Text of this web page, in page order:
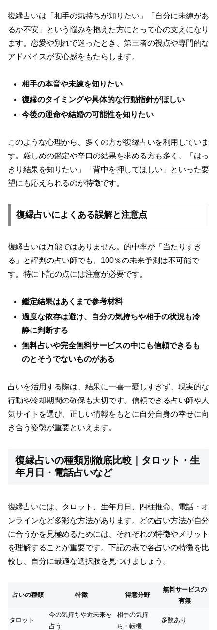
復縁占いは「相手の気持ちが知りたい」「自分に未練があ
るか不安」という悩みを抱えた方にとって心の支えになり
ます。恋愛や別れで迷ったとき、第三者の視点や専門的な
アドバイスが安心感をもたらします。
相手の本音や未練を知りたい
復縁のタイミングや具体的な行動指針がほしい
今後の運命や結婚の可能性を知りたい
このような心理から、多くの方が復縁占いを利用していま
す。厳しめの鑑定や辛口の結果を求める方も多く、「はっ
きり結果を知りたい」「背中を押してほしい」といった要
望にも応えられるのが特徴です。
復縁占いによくある誤解と注意点
復縁占いは万能ではありません。的中率が「当たりすぎ
る」と評判の占い師でも、100％の未来予測は不可能で
す。特に下記の点には注意が必要です。
鑑定結果はあくまで参考材料
過度な依存は避け、自分の気持ちや相手の状況も冷
静に判断する
無料占いや完全無料サービスの中にも信頼できるも
のとそうでないものがある
占いを活用する際は、結果に一喜一憂しすぎず、現実的な
行動や冷却期間の確保も大切です。信頼できる占い師や人
気サイトを選び、正しい情報をもとに自分自身の幸せに向
き合う姿勢が重要といえます。
復縁占いの種類別徹底比較｜タロット・生
年月日・電話占いなど
復縁占いには、タロット、生年月日、四柱推命、電話・オ
ンラインなど多彩な方法があります。どの占い方法が自分
に合うかを見極めるためには、それぞれの特徴やメリット
を理解することが重要です。下記の表で各占いの特徴を比
較し、自分に最適な選択肢を見つけましょう。
占いの種類 特徴 得意分野
無料サービスの
有無
タロット
今の気持ちや近未来を
占う
相手の気持
ち・転機
多数あり